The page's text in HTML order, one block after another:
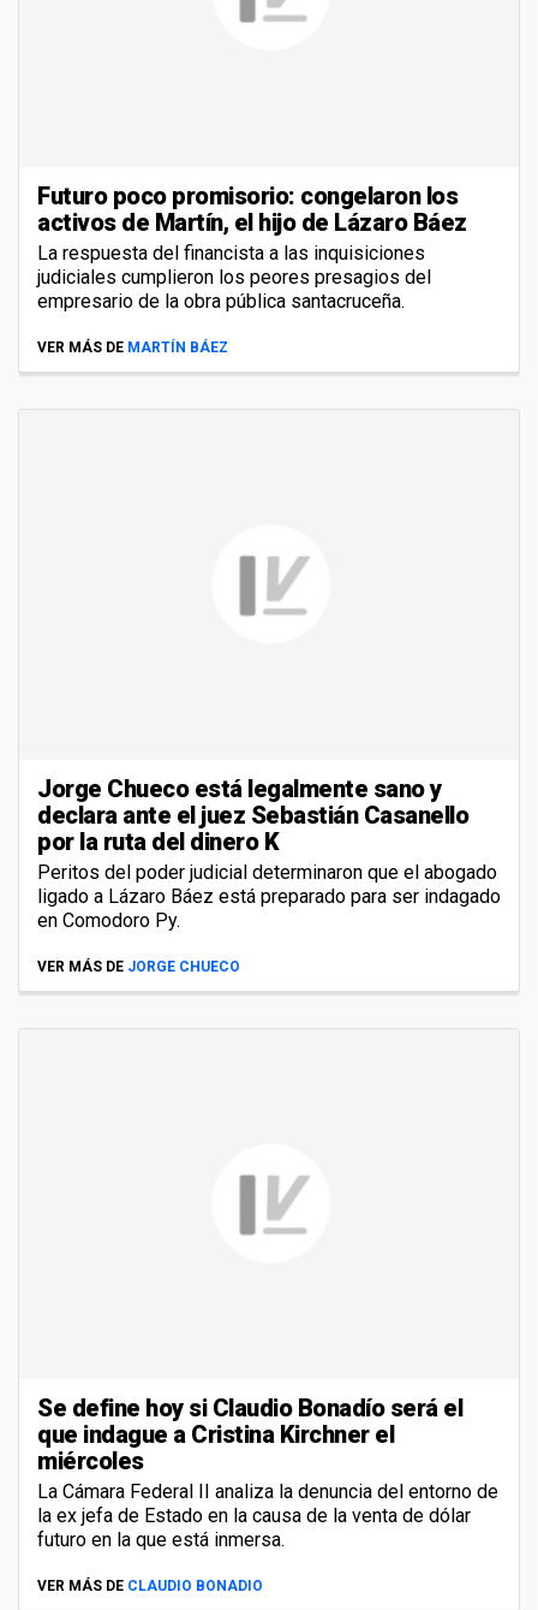
Futuro poco promisorio: congelaron los
activos de Martín, el hijo de Lázaro Báez
La respuesta del financista a las inquisiciones
judiciales cumplieron los peores presagios del
empresario de la obra pública santacruceña.
VER MÁS DE MARTÍN BÁEZ
Jorge Chueco está legalmente sano y
declara ante el juez Sebastián Casanello
por la ruta del dinero K
Peritos del poder judicial determinaron que el abogado
ligado a Lázaro Báez está preparado para ser indagado
en Comodoro Py.
VER MÁS DE JORGE CHUECO
Se define hoy si Claudio Bonadío será el
que indague a Cristina Kirchner el
miércoles
La Cámara Federal II analiza la denuncia del entorno de
la ex jefa de Estado en la causa de la venta de dólar
futuro en la que está inmersa.
VER MÁS DE CLAUDIO BONADIO